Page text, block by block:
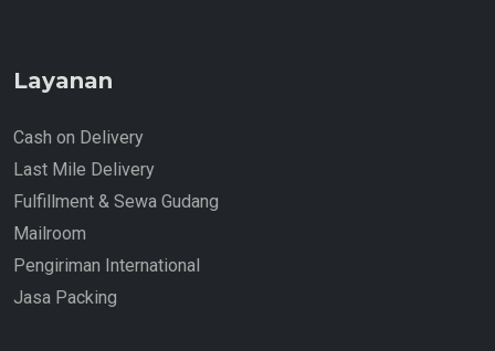
Layanan
Cash on Delivery
Last Mile Delivery
Fulfillment & Sewa Gudang
Mailroom
Pengiriman International
Jasa Packing